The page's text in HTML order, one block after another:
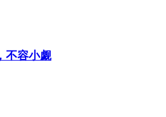
不容小觑